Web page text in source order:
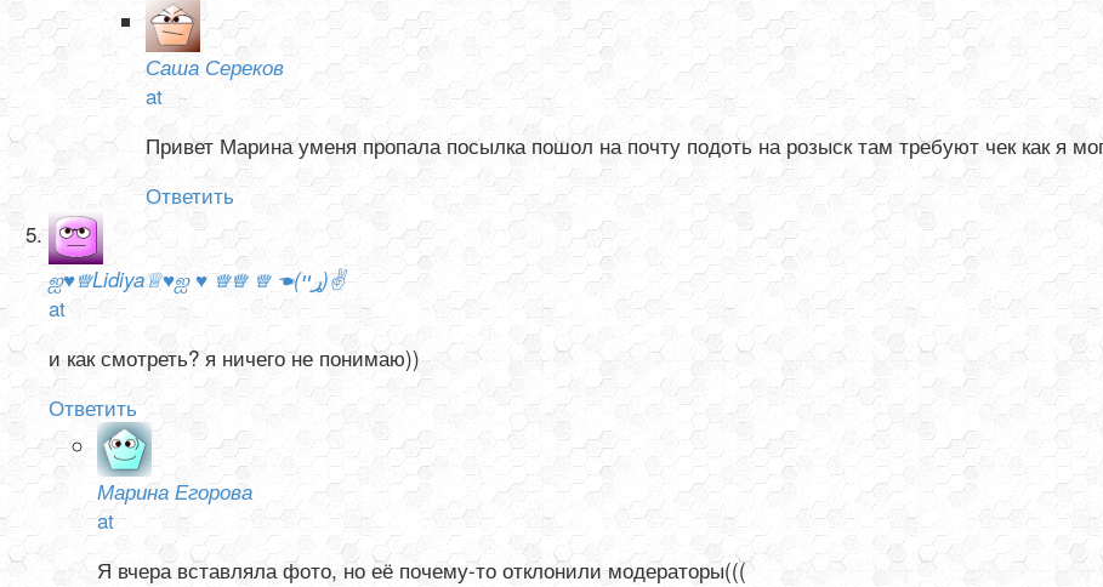
Саша Сереков
at
Привет Марина уменя пропала посылка пошол на почту подоть на розыск там требуют чек как я
Ответить
ஐ♥♕Lidiya♕♥ஐ ♥ ♕♕ ♕ ☚(ړײ)✌
at
и как смотреть? я ничего не понимаю))
Ответить
Марина Егорова
at
Я вчера вставляла фото, но её почему-то отклонили модераторы(((